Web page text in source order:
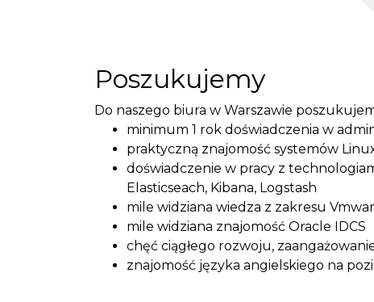
Poszukujemy
Do naszego biura w Warszawie
minimum 1 rok doświadczenia w
praktyczną znajomość systemów
doświadczenie w pracy z
Elasticseach, Kibana, Logstash
mile widziana wiedza z zakresu
mile widziana znajomość Oracle IDCS
chęć ciągłego rozwoju,
znajomość języka angielskiego na